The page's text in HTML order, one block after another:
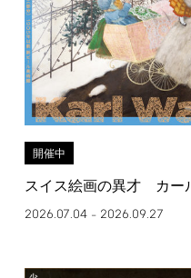
開催中
スイス絵画の異才 カー
2026.07.04– 2026.09.27